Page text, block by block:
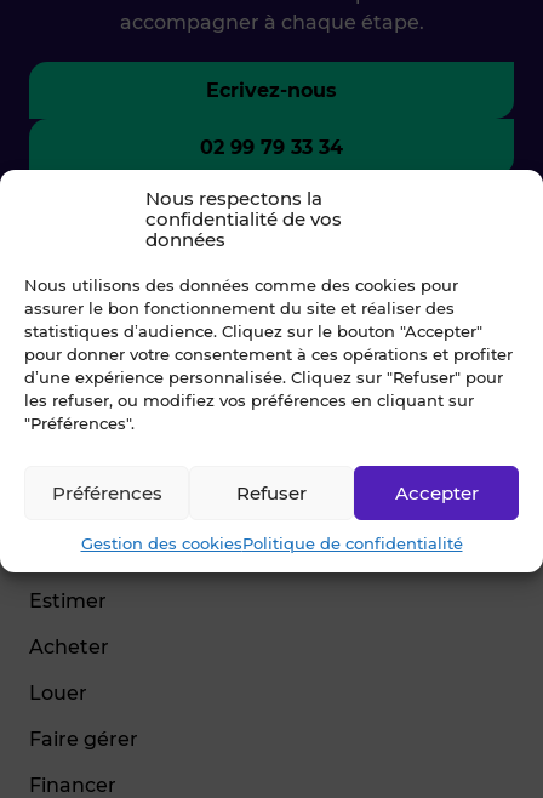
Nous respectons la
confidentialité de vos
données
Nous utilisons des données comme des cookies pour
assurer le bon fonctionnement du site et réaliser des
statistiques d’audience. Cliquez sur le bouton "Accepter"
pour donner votre consentement à ces opérations et profiter
d’une expérience personnalisée. Cliquez sur "Refuser" pour
les refuser, ou modifiez vos préférences en cliquant sur
"Préférences".
Accepter
Refuser
Préférences
Gestion des cookiesPolitique de confidentialité
accompagner à chaque étape.
Ecrivez-nous
02 99 79 33 34
Vendre
Estimer
Acheter
Louer
Faire gérer
Financer